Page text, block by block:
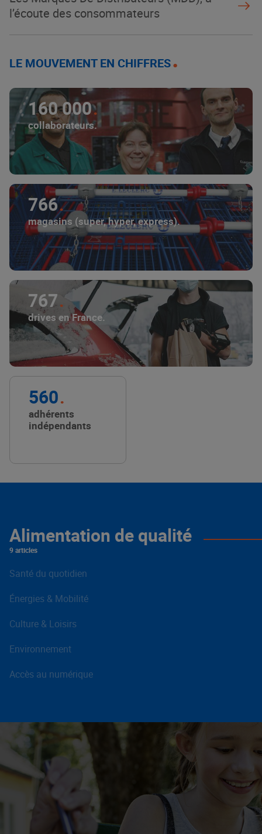
l’écoute des consommateurs
LE MOUVEMENT EN CHIFFRES
160 000
collaborateurs.
766
magasins (super, hyper, express).
767
drives en France.
560
adhérents
indépendants
Alimentation de qualité
9 articles
Santé du quotidien
Énergies & Mobilité
Culture & Loisirs
Environnement
Accès au numérique